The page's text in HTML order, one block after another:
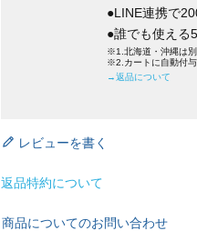
●LINE連携で
●誰でも使え
※1.北海道・沖縄は
※2.カートに自動付与
→返品について
レビューを書く
返品特約について
商品についてのお問い合わせ